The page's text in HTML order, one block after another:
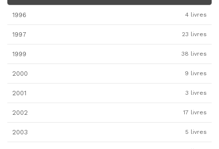
1996 4 livres
1997 23 livres
1999 38 livres
2000 9 livres
2001 3 livres
2002 17 livres
2003 5 livres